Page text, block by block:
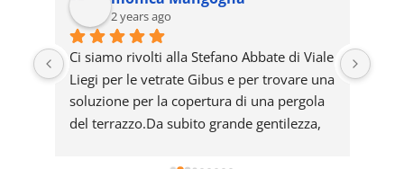
2 years ago
Ci siamo rivolti alla Stefano Abbate di Viale
Liegi per le vetrate Gibus e per trovare una
soluzione per la copertura di una pergola
del terrazzo.Da subito grande gentilezza,